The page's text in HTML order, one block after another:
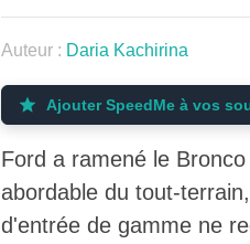
Auteur : Daria Kachirina
Ajouter SpeedMe à vos
Ford a ramené le
abordable du tout-
d'entrée de gamme ne